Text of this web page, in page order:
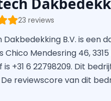
23 reviews
Dakbedekking B.V. is een
Chico Mendesring 46,
is +31 6 22798209. Dit
reviewscore van dit